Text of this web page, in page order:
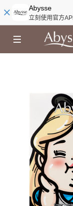
Abysse
立刻使用官方